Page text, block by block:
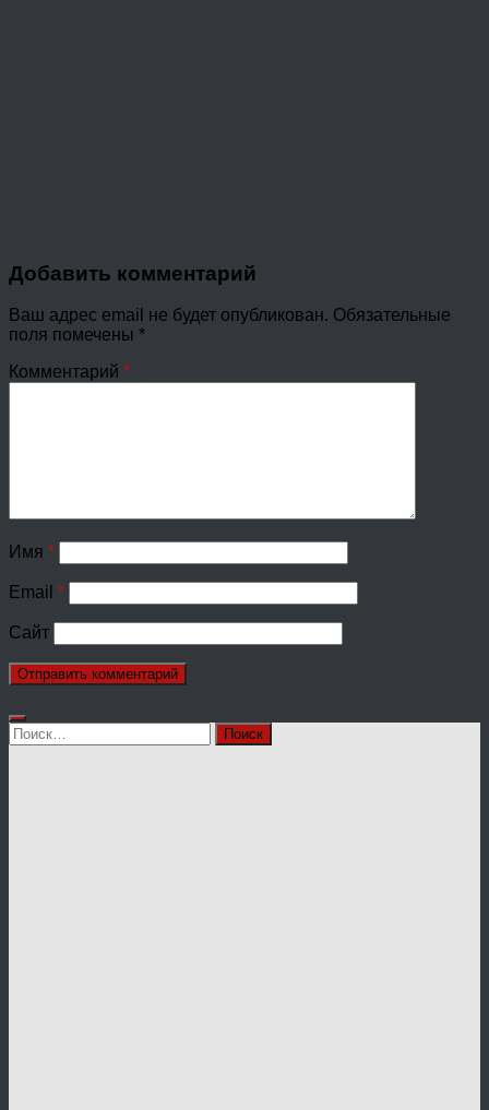
Добавить комментарий
Ваш адрес email не будет опубликован. Обязательные
поля помечены *
Комментарий *
Имя *
Email *
Сайт
Найти: